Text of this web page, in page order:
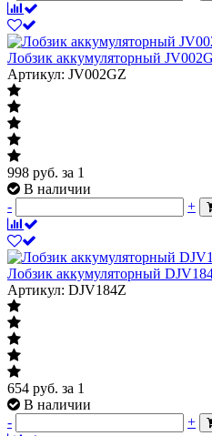
Лобзик аккумуляторный
Артикул: JV002GZ
998 руб. за 1
В наличии
-
+
Лобзик аккумуляторный
Артикул: DJV184Z
654 руб. за 1
В наличии
-
+